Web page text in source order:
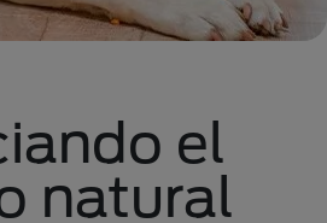
el
natural